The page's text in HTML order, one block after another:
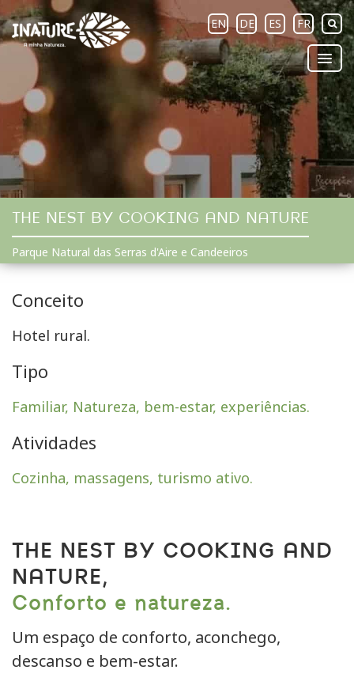
EN DE ES FR
THE NEST BY COOKING AND NATURE
Parque Natural das Serras d'Aire e Candeeiros
Conceito
Hotel rural.
Tipo
Familiar, Natureza, bem-estar, experiências.
Atividades
Cozinha, massagens, turismo ativo.
THE NEST BY COOKING AND
NATURE,
Conforto e natureza.
Um espaço de conforto, aconchego,
descanso e bem-estar.